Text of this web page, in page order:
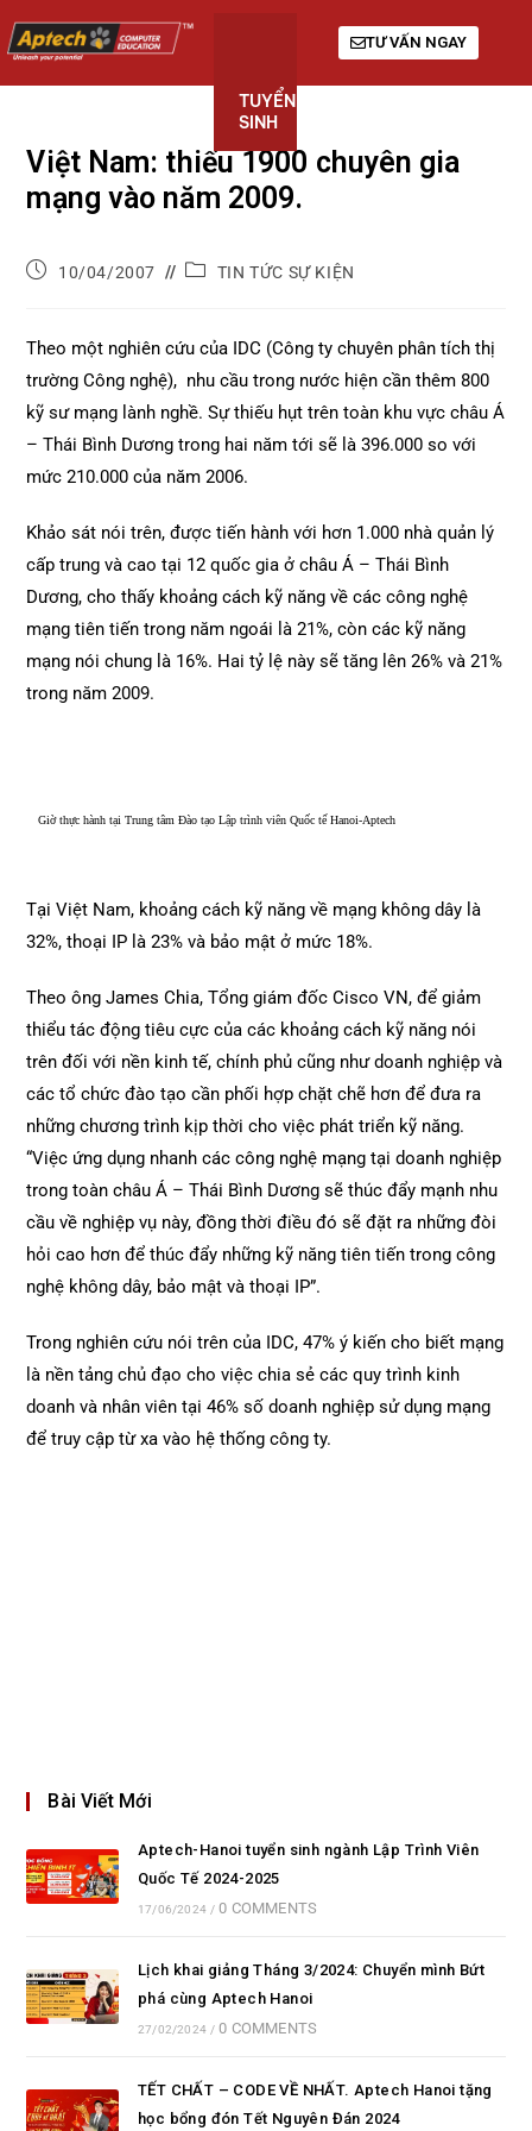
TUYỂN
SINH
TƯ VẤN NGAY
Việt Nam: thiếu 1900 chuyên gia
mạng vào năm 2009.
10/04/2007 TIN TỨC SỰ KIỆN
Theo một nghiên cứu của IDC (Công ty chuyên phân tích thị
trường Công nghệ), nhu cầu trong nước hiện cần thêm 800
kỹ sư mạng lành nghề. Sự thiếu hụt trên toàn khu vực châu Á
– Thái Bình Dương trong hai năm tới sẽ là 396.000 so với
mức 210.000 của năm 2006.
Khảo sát nói trên, được tiến hành với hơn 1.000 nhà quản lý
cấp trung và cao tại 12 quốc gia ở châu Á – Thái Bình
Dương, cho thấy khoảng cách kỹ năng về các công nghệ
mạng tiên tiến trong năm ngoái là 21%, còn các kỹ năng
mạng nói chung là 16%. Hai tỷ lệ này sẽ tăng lên 26% và 21%
trong năm 2009.
Giờ thực hành tại Trung tâm Đào tạo Lập trình viên Quốc tế Hanoi-Aptech
Tại Việt Nam, khoảng cách kỹ năng về mạng không dây là
32%, thoại IP là 23% và bảo mật ở mức 18%.
Theo ông James Chia, Tổng giám đốc Cisco VN, để giảm
thiểu tác động tiêu cực của các khoảng cách kỹ năng nói
trên đối với nền kinh tế, chính phủ cũng như doanh nghiệp và
các tổ chức đào tạo cần phối hợp chặt chẽ hơn để đưa ra
những chương trình kịp thời cho việc phát triển kỹ năng.
“Việc ứng dụng nhanh các công nghệ mạng tại doanh nghiệp
trong toàn châu Á – Thái Bình Dương sẽ thúc đẩy mạnh nhu
cầu về nghiệp vụ này, đồng thời điều đó sẽ đặt ra những đòi
hỏi cao hơn để thúc đẩy những kỹ năng tiên tiến trong công
nghệ không dây, bảo mật và thoại IP”.
Trong nghiên cứu nói trên của IDC, 47% ý kiến cho biết mạng
là nền tảng chủ đạo cho việc chia sẻ các quy trình kinh
doanh và nhân viên tại 46% số doanh nghiệp sử dụng mạng
để truy cập từ xa vào hệ thống công ty.
Bài Viết Mới
Aptech-Hanoi tuyển sinh ngành Lập Trình Viên
Quốc Tế 2024-2025
17/06/2024 / 0 COMMENTS
Lịch khai giảng Tháng 3/2024: Chuyển mình Bứt
phá cùng Aptech Hanoi
27/02/2024 / 0 COMMENTS
TẾT CHẤT – CODE VỀ NHẤT. Aptech Hanoi tặng
học bổng đón Tết Nguyên Đán 2024